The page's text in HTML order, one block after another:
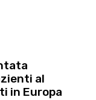
al
in Europa